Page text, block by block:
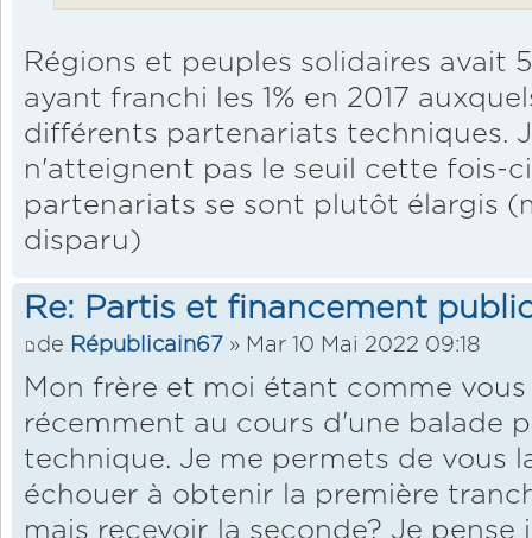
Régions et peuples solidaires avait
ayant franchi les 1% en 2017
différents partenariats techniques.
n'atteignent pas le seuil cette fois-
partenariats se sont plutôt élargis
disparu)
Re: Partis et financement
de Républicain67 » Mar 10 Mai 2022 09:18
Mon frère et moi étant comme
récemment au cours d'une balade
technique. Je me permets de vous
échouer à obtenir la première
mais recevoir la seconde? Je